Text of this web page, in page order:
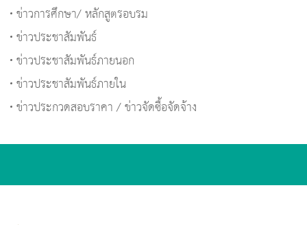
ข่าวการศึกษา/ หลักสูตรอบรม
ข่าวประชาสัมพันธ์
ข่าวประชาสัมพันธ์ภายนอก
ข่าวประชาสัมพันธ์ภายใน
ข่าวประกวดสอบราคา / ข่าวจัดซื้อจัดจ้าง